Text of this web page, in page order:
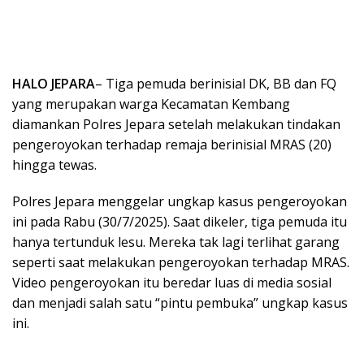
HALO JEPARA– Tiga pemuda berinisial DK, BB dan FQ
yang merupakan warga Kecamatan Kembang
diamankan Polres Jepara setelah melakukan tindakan
pengeroyokan terhadap remaja berinisial MRAS (20)
hingga tewas.
Polres Jepara menggelar ungkap kasus pengeroyokan
ini pada Rabu (30/7/2025). Saat dikeler, tiga pemuda itu
hanya tertunduk lesu. Mereka tak lagi terlihat garang
seperti saat melakukan pengeroyokan terhadap MRAS.
Video pengeroyokan itu beredar luas di media sosial
dan menjadi salah satu “pintu pembuka” ungkap kasus
ini.